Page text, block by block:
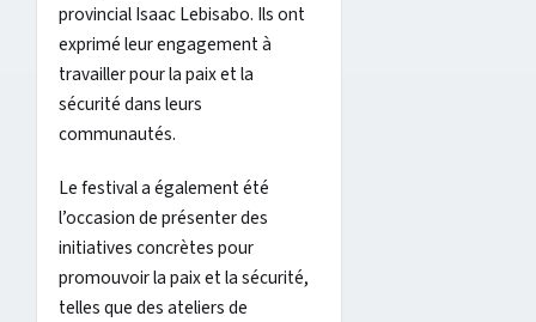
provincial Isaac Lebisabo. Ils ont
exprimé leur engagement à
travailler pour la paix et la
sécurité dans leurs
communautés.
Le festival a également été
l’occasion de présenter des
initiatives concrètes pour
promouvoir la paix et la sécurité,
telles que des ateliers de